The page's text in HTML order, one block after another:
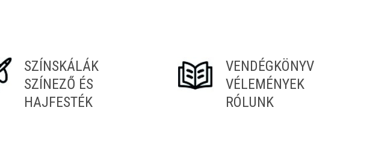
SZÍNSKÁLÁK
SZÍNEZŐ ÉS
HAJFESTÉK
VENDÉGKÖNYV
VÉLEMÉNYEK
RÓLUNK